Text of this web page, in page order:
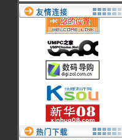
2006-09-19
·最新添加松下数码相机和..
2006-09-10
友情连接
热门下载